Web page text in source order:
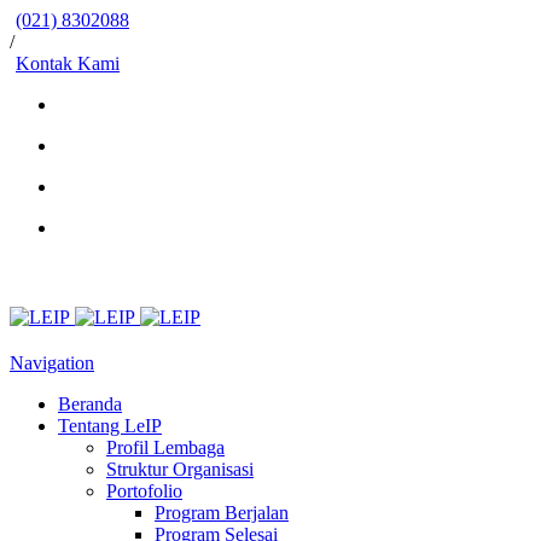
(021) 8302088
/
Kontak Kami
Navigation
Beranda
Tentang LeIP
Profil Lembaga
Struktur Organisasi
Portofolio
Program Berjalan
Program Selesai